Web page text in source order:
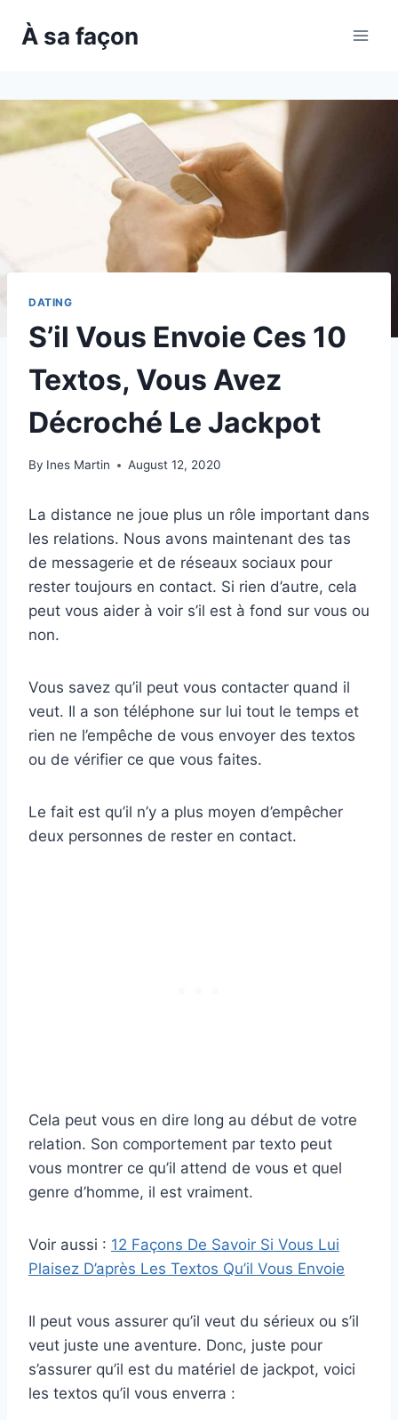
À sa façon
DATING
S’il Vous Envoie Ces 10
Textos, Vous Avez
Décroché Le Jackpot
By Ines Martin August 12, 2020
La distance ne joue plus un rôle important dans
les relations. Nous avons maintenant des tas
de messagerie et de réseaux sociaux pour
rester toujours en contact. Si rien d’autre, cela
peut vous aider à voir s’il est à fond sur vous ou
non.
Vous savez qu’il peut vous contacter quand il
veut. Il a son téléphone sur lui tout le temps et
rien ne l’empêche de vous envoyer des textos
ou de vérifier ce que vous faites.
Le fait est qu’il n’y a plus moyen d’empêcher
deux personnes de rester en contact.
Cela peut vous en dire long au début de votre
relation. Son comportement par texto peut
vous montrer ce qu’il attend de vous et quel
genre d’homme, il est vraiment.
Voir aussi : 12 Façons De Savoir Si Vous Lui
Plaisez D’après Les Textos Qu’il Vous Envoie
Il peut vous assurer qu’il veut du sérieux ou s’il
veut juste une aventure. Donc, juste pour
s’assurer qu’il est du matériel de jackpot, voici
les textos qu’il vous enverra :